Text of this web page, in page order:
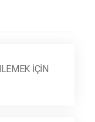
IÇIN